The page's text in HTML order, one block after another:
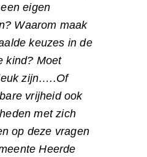
eigen
Waarom maak
keuzes in de
kind? Moet
zijn…..Of
vrijheid ook
met zich
op deze vragen
Heerde